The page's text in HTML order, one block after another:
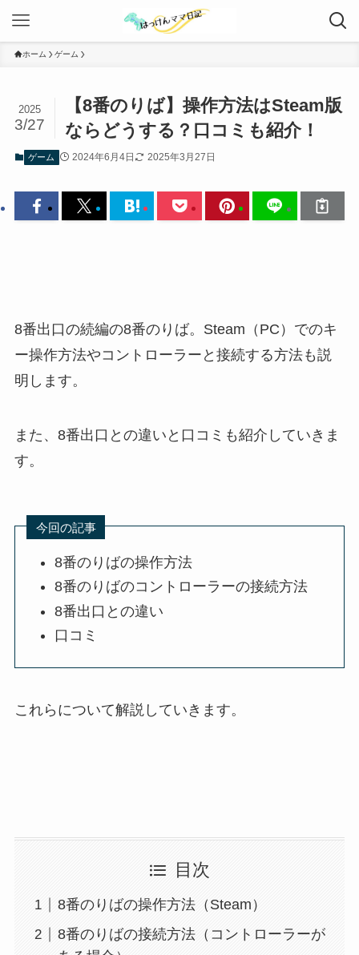
ホーム ゲーム
【8番のりば】操作方法はSteam版
ならどうする？口コミも紹介！
2025
3/27
ゲーム 2024年6月4日 2025年3月27日
8番出口の続編の8番のりば。Steam（PC）でのキ
ー操作方法やコントローラーと接続する方法も説
明します。
また、8番出口との違いと口コミも紹介していきま
す。
今回の記事
8番のりばの操作方法
8番のりばのコントローラーの接続方法
8番出口との違い
口コミ
これらについて解説していきます。
目次
8番のりばの操作方法（Steam）
8番のりばの接続方法（コントローラーが